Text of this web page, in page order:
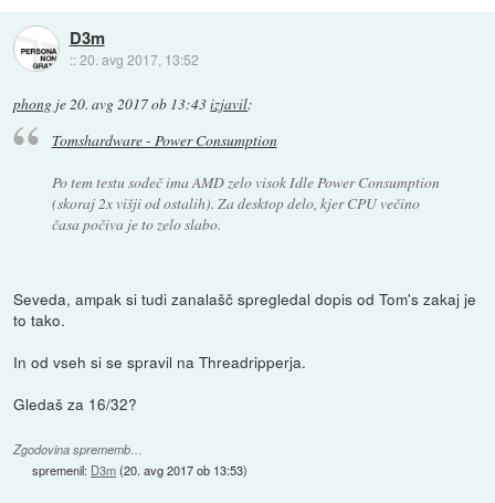
D3m
::20. avg 2017, 13:52
phong je20. avg 2017 ob 13:43izjavil:
Tomshardware - Power Consumption
Po tem testu sodeč ima AMD zelo visok Idle Power Consumption
(skoraj 2x višji od ostalih). Za desktop delo, kjer CPU večino
časa počiva je to zelo slabo.
Seveda, ampak si tudi zanalašč spregledal dopis od Tom's zakaj je
to tako.
In od vseh si se spravil na Threadripperja.
Gledaš za 16/32?
Zgodovina sprememb…
spremenil: D3m(20. avg 2017 ob 13:53)